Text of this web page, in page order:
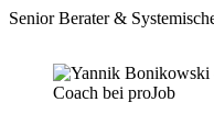
Senior Berater &